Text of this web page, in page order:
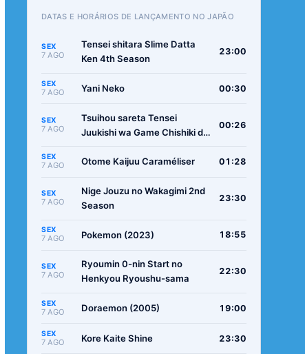
DATAS E HORÁRIOS DE LANÇAMENTO NO JAPÃO
SEX
7 AGO
Tensei shitara Slime Datta
Ken 4th Season
23:00
SEX
7 AGO Yani Neko 00:30
SEX
7 AGO
Tsuihou sareta Tensei
Juukishi wa Game Chishiki de
00:26
SEX
7 AGO Otome Kaijuu Caraméliser 01:28
SEX
7 AGO
Nige Jouzu no Wakagimi 2nd
Season
23:30
SEX
7 AGO Pokemon (2023) 18:55
SEX
7 AGO
Ryoumin 0-nin Start no
Henkyou Ryoushu-sama
22:30
SEX
7 AGO Doraemon (2005) 19:00
SEX
7 AGO Kore Kaite Shine 23:30